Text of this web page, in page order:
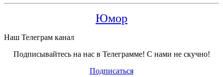
Юмор
Наш Телеграм канал
Подписывайтесь на нас в Телеграмме! С нами не скучно!
Подписаться